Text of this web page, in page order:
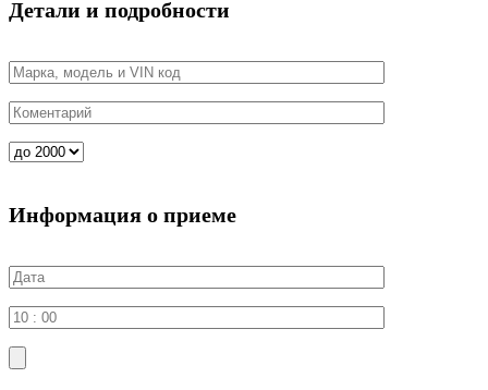
Детали и подробности
Информация о приеме